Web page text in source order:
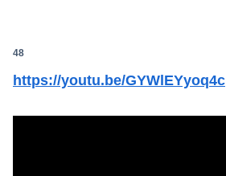
48
https://youtu.be/GYWlEYyoq4c